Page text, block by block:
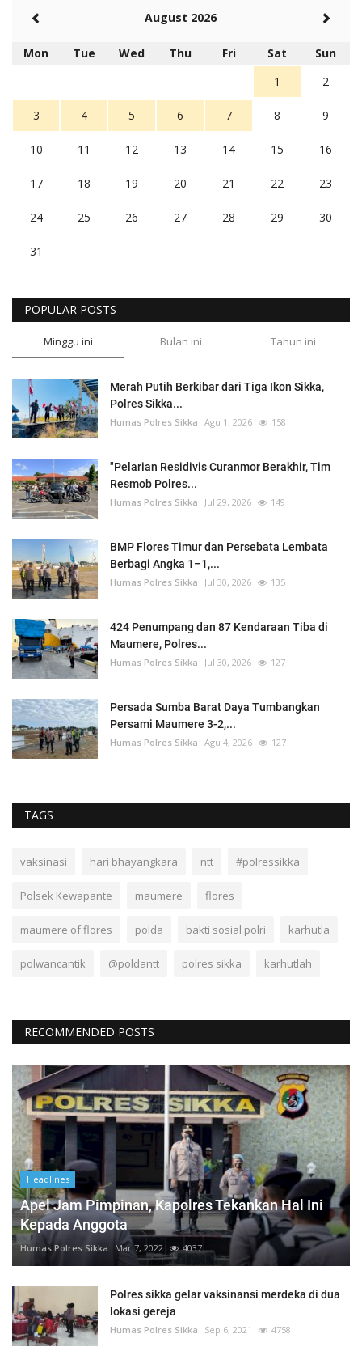
August 2026
Mon Tue Wed Thu Fri Sat
Sun
1
2
3 4 5 6 7 8 9
10 11 12 13 14 15 16
17 18 19 20 21 22 23
24 25 26 27 28 29 30
31
POPULAR POSTS
Minggu ini Bulan ini Tahun ini
Merah Putih Berkibar dari Tiga Ikon Sikka,
Polres Sikka...
Humas Polres Sikka Agu 1, 2026 158
"Pelarian Residivis Curanmor Berakhir, Tim
Resmob Polres...
Humas Polres Sikka Jul 29, 2026 149
BMP Flores Timur dan Persebata Lembata
Berbagi Angka 1–1,...
Humas Polres Sikka Jul 30, 2026 135
424 Penumpang dan 87 Kendaraan Tiba di
Maumere, Polres...
Humas Polres Sikka Jul 30, 2026 127
Persada Sumba Barat Daya Tumbangkan
Persami Maumere 3-2,...
Humas Polres Sikka Agu 4, 2026 127
TAGS
vaksinasi hari bhayangkara ntt #polressikka
Polsek Kewapante maumere flores
maumere of flores polda bakti sosial polri karhutla
polwancantik @poldantt polres sikka karhutlah
RECOMMENDED POSTS
Headlines
Apel Jam Pimpinan, Kapolres Tekankan Hal Ini
Kepada Anggota
Humas Polres Sikka Mar 7, 2022 4037
Polres sikka gelar vaksinansi merdeka di dua
lokasi gereja
Humas Polres Sikka Sep 6, 2021 4758